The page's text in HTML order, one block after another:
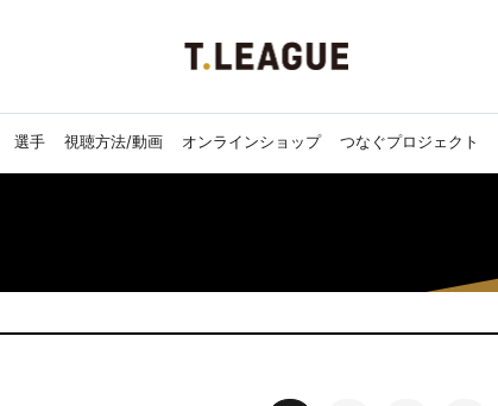
選手 視聴方法/動画 オンラインショップ つなぐプロジェクト